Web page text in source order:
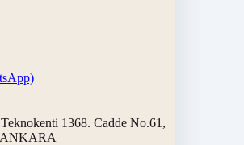
1368. Cadde No.61,
ANKARA